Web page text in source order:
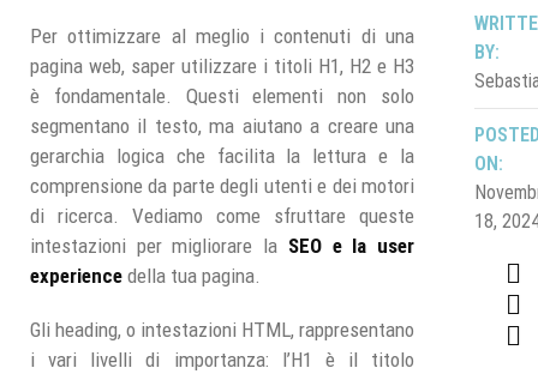
Per ottimizzare al meglio i contenuti di una
pagina web, saper utilizzare i titoli H1, H2 e H3
è fondamentale. Questi elementi non solo
segmentano il testo, ma aiutano a creare una
gerarchia logica che facilita la lettura e la
comprensione da parte degli utenti e dei motori
di ricerca. Vediamo come sfruttare queste
intestazioni per migliorare la SEO e la user
experience della tua pagina.
Gli heading, o intestazioni HTML, rappresentano
i vari livelli di importanza: l’H1 è il titolo
BY:
ON:
18,